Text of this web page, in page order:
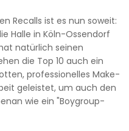
Recalls ist es nun soweit:
Halle in Köln-Ossendorf
natürlich seinen
die Top 10 auch ein
professionelles Make-
geleistet, um auch den
wie ein "Boygroup-